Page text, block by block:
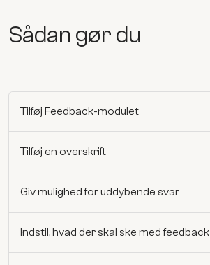
Sådan gør du
Tilføj Feedback-modulet
Tilføj en overskrift
Giv mulighed for uddybende svar
Indstil, hvad der skal ske med feedback